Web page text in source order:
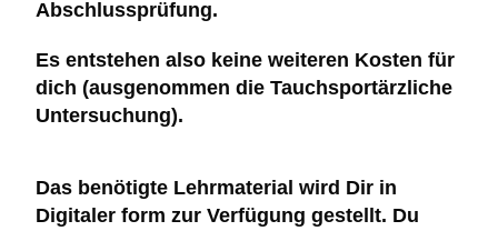
Abschlussprüfung.
Es entstehen also keine weiteren Kosten für
dich (ausgenommen die Tauchsportärzliche
Untersuchung).
Das benötigte Lehrmaterial wird Dir in
Digitaler form zur Verfügung gestellt. Du